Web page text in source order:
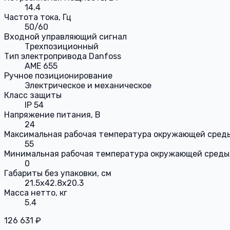
14.4
Частота тока, Гц
50/60
Входной управляющий сигнал
Трехпозиционный
Тип электропривода Danfoss
AME 655
Ручное позиционирование
Электрическое и механическое
Класс защиты
IP 54
Напряжение питания, В
24
Максимальная рабочая температура окружающей
55
Минимальная рабочая температура окружающей
0
Габариты без упаковки, см
21.5x42.8x20.3
Масса нетто, кг
5.4
126 631 ₽